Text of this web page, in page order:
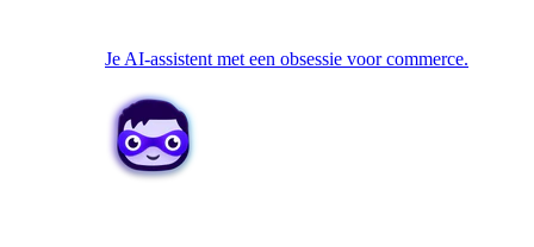
Je AI-assistent met een obsessie voor commerce.